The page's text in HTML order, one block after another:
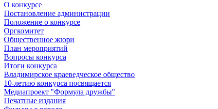
О конкурсе
Постановление администрации
Положение о конкурсе
Оргкомитет
Общественное жюри
План мероприятий
Вопросы конкурса
Итоги конкурса
Владимирское краеведческое общество
10-летию конкурса посвящается
Медиапроект "Формула дружбы"
Печатные издания